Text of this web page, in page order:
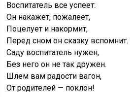
Воспитатель все успеет:
Он накажет, пожалеет,
Поцелует и накормит,
Перед сном он сказку вспомнит.
Саду воспитатель нужен,
Без него он не так дружен.
Шлем вам радости вагон,
От родителей — поклон!